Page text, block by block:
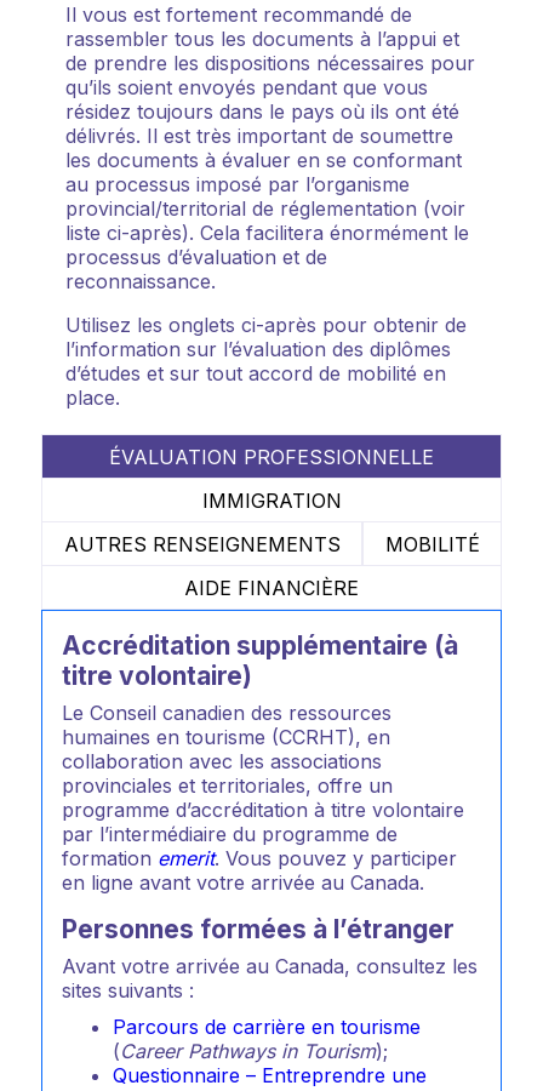
Il vous est fortement recommandé de
rassembler tous les documents à l’appui et
de prendre les dispositions nécessaires pour
qu’ils soient envoyés pendant que vous
résidez toujours dans le pays où ils ont été
délivrés. Il est très important de soumettre
les documents à évaluer en se conformant
au processus imposé par l’organisme
provincial/territorial de réglementation (voir
liste ci-après). Cela facilitera énormément le
processus d’évaluation et de
reconnaissance.
Utilisez les onglets ci-après pour obtenir de
l’information sur l’évaluation des diplômes
d’études et sur tout accord de mobilité en
place.
ÉVALUATION PROFESSIONNELLE
IMMIGRATION
AUTRES RENSEIGNEMENTS
MOBILITÉ
AIDE FINANCIÈRE
Accréditation supplémentaire (à
titre volontaire)
Le Conseil canadien des ressources
humaines en tourisme (CCRHT), en
collaboration avec les associations
provinciales et territoriales, offre un
programme d’accréditation à titre volontaire
par l’intermédiaire du programme de
formation emerit. Vous pouvez y participer
en ligne avant votre arrivée au Canada.
Personnes formées à l’étranger
Avant votre arrivée au Canada, consultez les
sites suivants :
Parcours de carrière en tourisme
(Career Pathways in Tourism);
Questionnaire – Entreprendre une